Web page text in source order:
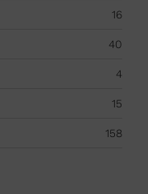
16
40
4
15
158